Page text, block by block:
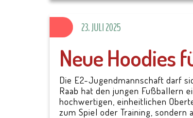
Neue Hoodies
Die E2-Jugendmannschaft darf
Raab hat den jungen Fußballern
hochwertigen, einheitlichen
zum Spiel oder Training, sondern
23. JULI 2025